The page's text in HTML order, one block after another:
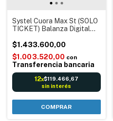
Systel Cuora Max St (SOLO
TICKET) Balanza Digital
Ticket con Código barras
Reportes Conexión a Pc
Software Qendra Color
Negro
$1.433.600,00
$1.003.520,00 con
Transferencia bancaria
12x$119.466,67
sin interés